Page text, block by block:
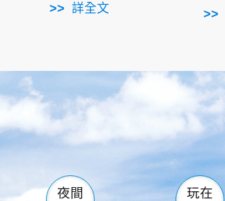
詳全文
南仁湖
滿州 佳樂水
森林遊樂區
墾管處遊客中心
社頂公園 風吹沙
船帆石 龍磐公園
香蕉灣 龍坑
鵝鑾鼻
夜間
玩在